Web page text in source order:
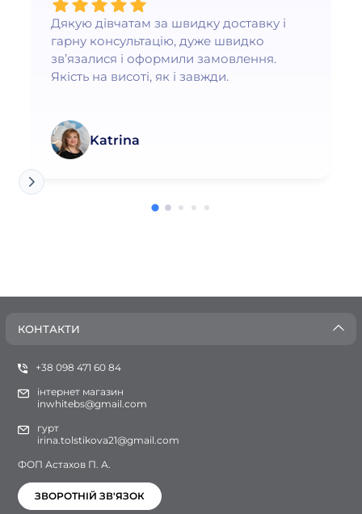
Дякую дівчатам за швидку доставку і
гарну консультацію, дуже швидко
зв’язалися і оформили замовлення.
Якість на висоті, як і завжди.
Katrina
КОНТАКТИ
+38 098 471 60 84
інтернет магазин
inwhitebs@gmail.com
гурт
irina.tolstikova21@gmail.com
ФОП Астахов П. А.
ЗВОРОТНІЙ ЗВ'ЯЗОК